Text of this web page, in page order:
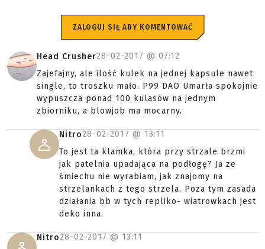
ZALOGUJ SIĘ ABY KOMENTOWAĆ
Head Crusher28-02-2017 @ 07:12
Zajefajny, ale ilość kulek na jednej kapsule nawet
single, to troszku mało. P99 DAO Umarła spokojnie
wypuszcza ponad 100 kulasów na jednym
zbiorniku, a blowjob ma mocarny.
Nitro28-02-2017 @ 13:11
To jest ta klamka, która przy strzale brzmi
jak patelnia upadająca na podłogę? Ja ze
śmiechu nie wyrabiam, jak znajomy na
strzelankach z tego strzela. Poza tym zasada
działania bb w tych repliko- wiatrowkach jest
deko inna.
Nitro28-02-2017 @ 13:11